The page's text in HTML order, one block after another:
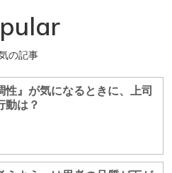
の記事
性』が気になるときに、上司
動は？